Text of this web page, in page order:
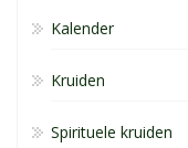
Kalender
Kruiden
Spirituele kruiden